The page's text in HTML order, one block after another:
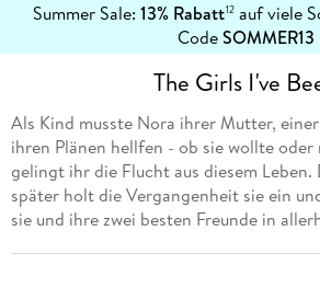
Summer Sale: 13% Rabatt12auf viele
CodeSOMMER13
erfahren
The Girls I've
Als Kind musste Nora ihrer Mutter,
ihren Plänen hellfen - ob sie wollte
gelingt ihr die Flucht aus diesem
später holt die Vergangenheit sie ein
sie und ihre zwei besten Freunde in